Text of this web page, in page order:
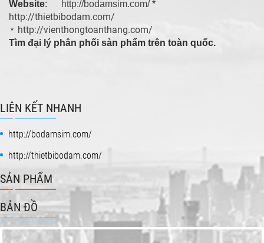
Website: http://bodamsim.com/*
http://thietbibodam.com/
* http://vienthongtoanthang.com/
Tìm đại lý phân phối sản phẩm trên toàn quốc.
LIÊN KẾT NHANH
http://bodamsim.com/
http://thietbibodam.com/
SẢN PHẨM
BẢN ĐỒ